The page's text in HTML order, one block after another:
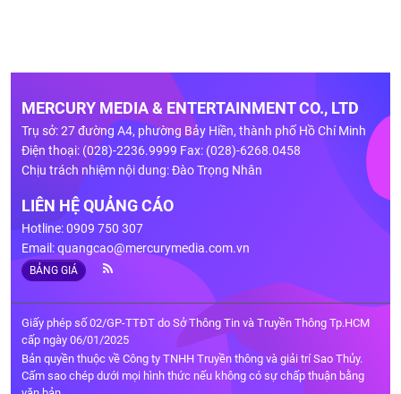
MERCURY MEDIA & ENTERTAINMENT CO., LTD
Trụ sở: 27 đường A4, phường Bảy Hiền, thành phố Hồ Chí Minh
Điện thoại: (028)-2236.9999 Fax: (028)-6268.0458
Chịu trách nhiệm nội dung: Đào Trọng Nhân
LIÊN HỆ QUẢNG CÁO
Hotline: 0909 750 307
Email:quangcao@mercurymedia.com.vn
BẢNG GIÁ
Giấy phép số 02/GP-TTĐT do Sở Thông Tin và Truyền Thông Tp.HCM
cấp ngày 06/01/2025
Bản quyền thuộc về Công ty TNHH Truyền thông và giải trí Sao Thủy.
Cấm sao chép dưới mọi hình thức nếu không có sự chấp thuận bằng